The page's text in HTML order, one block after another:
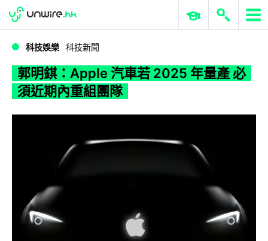
WWDC 2026 ERP 與商業 AI
科技娛樂 科技新聞
郭明錤：Apple 汽車若 2025 年量產 必
須近期內重組團隊